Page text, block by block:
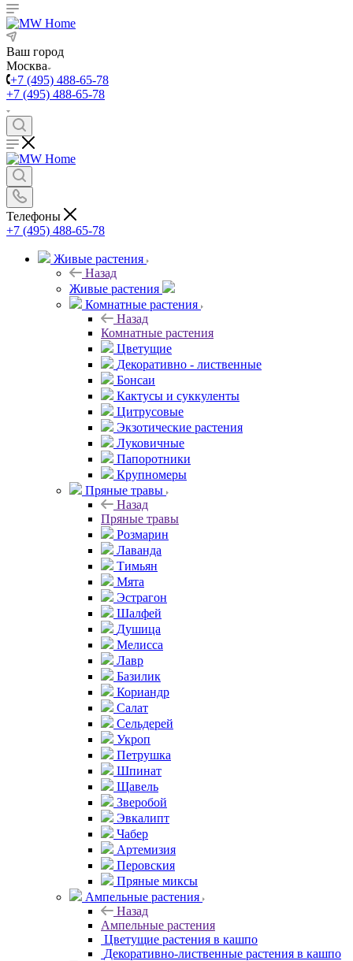
Ваш город
Москва
+7 (495) 488-65-78
+7 (495) 488-65-78
Телефоны
+7 (495) 488-65-78
Живые растения
Назад
Живые растения
Комнатные растения
Назад
Комнатные растения
Цветущие
Декоративно - лиственные
Бонсаи
Кактусы и суккуленты
Цитрусовые
Экзотические растения
Луковичные
Папоротники
Крупномеры
Пряные травы
Назад
Пряные травы
Розмарин
Лаванда
Тимьян
Мята
Эстрагон
Шалфей
Душица
Мелисса
Лавр
Базилик
Кориандр
Салат
Сельдерей
Укроп
Петрушка
Шпинат
Щавель
Зверобой
Эвкалипт
Чабер
Артемизия
Перовския
Пряные миксы
Ампельные растения
Назад
Ампельные растения
Цветущие растения в кашпо
Декоративно-лиственные растения в кашпо